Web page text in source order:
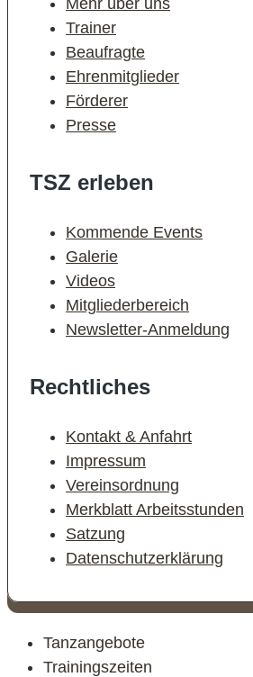
Trainer
Beaufragte
Ehrenmitglieder
Förderer
Presse
TSZ erleben
Kommende Events
Galerie
Videos
Mitgliederbereich
Newsletter-Anmeldung
Rechtliches
Kontakt & Anfahrt
Impressum
Vereinsordnung
Merkblatt Arbeitsstunden
Satzung
Datenschutzerklärung
Tanzangebote
Trainingszeiten